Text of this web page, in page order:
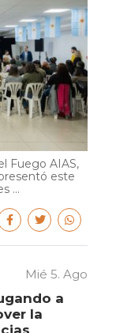
Fuego AIAS,
este
...
Mié 5. Ago
a
la